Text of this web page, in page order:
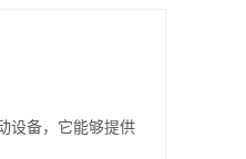
设备，它能够提供